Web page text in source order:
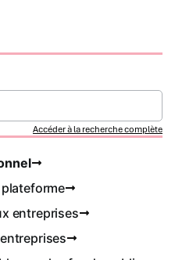
Accéder à la recherche complète
entreprises